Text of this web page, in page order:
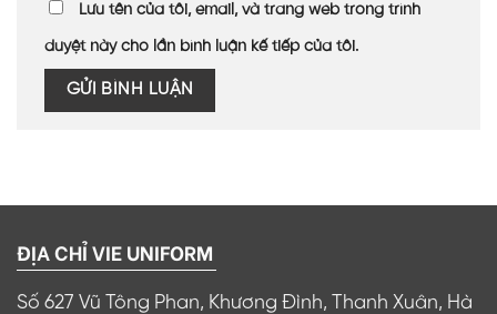
Lưu tên của tôi, email, và trang web trong trình
duyệt này cho lần bình luận kế tiếp của tôi.
ĐỊA CHỈ VIE UNIFORM
Số 627 Vũ Tông Phan, Khương Đình, Thanh Xuân, Hà